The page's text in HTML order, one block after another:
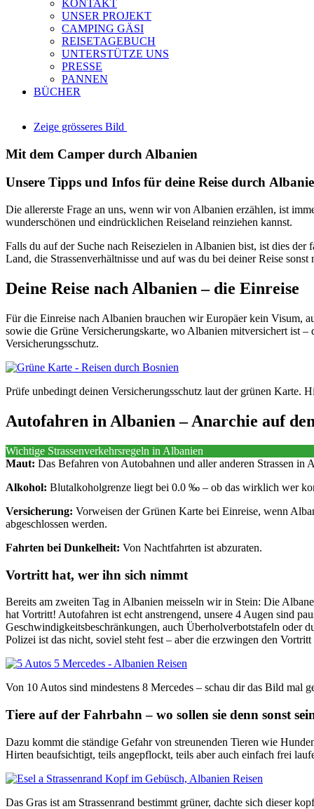
KONTAKT
UNSER PROJEKT
CAMPING GÄSI
REISETAGEBUCH
UNTERSTÜTZE UNS
PRESSE
PANNEN
BÜCHER
Zeige grösseres Bild
Mit dem Camper durch Albanien
Unsere Tipps und Infos für deine Reise durch
Die allererste Frage an uns, wenn wir von Albanien erzählen, ist
wunderschönen und eindrücklichen Reiseland reinziehen kannst.
Falls du auf der Suche nach Reisezielen in Albanien bist, ist dies
Land, die Strassenverhältnisse und auf was du bei deiner Reise sonst
Deine Reise nach Albanien – die Einreise
Für die Einreise nach Albanien brauchen wir Europäer kein Visum,
sowie die Grüne Versicherungskarte, wo Albanien mitversichert ist
Versicherungsschutz.
Prüfe unbedingt deinen Versicherungsschutz laut der grünen Karte.
Autofahren in Albanien – Anarchie auf
Wichtige Strassenverkehrsregeln in Albanien
Maut: Das Befahren von Autobahnen und aller anderen Strassen in
Alkohol: Blutalkoholgrenze liegt bei 0.0 ‰ – ob das wirklich wer
Versicherung: Vorweisen der Grünen Karte bei Einreise, wenn
abgeschlossen werden.
Fahrten bei Dunkelheit: Von Nachtfahrten ist abzuraten.
Vortritt hat, wer ihn sich nimmt
Bereits am zweiten Tag in Albanien meisseln wir in Stein: Die
hat Vortritt! Autofahren ist echt anstrengend, unsere 4 Augen sind
Geschwindigkeitsbeschränkungen, auch Überholverbotstafeln oder
Polizei ist das nicht, soviel steht fest – aber die erzwingen den
Von 10 Autos sind mindestens 8 Mercedes – schau dir das Bild mal
Tiere auf der Fahrbahn – wo sollen sie denn sonst
Dazu kommt die ständige Gefahr von streunenden Tieren wie
Hirten beaufsichtigt, teils angepflockt, teils aber auch einfach frei
Das Gras ist am Strassenrand bestimmt grüner, dachte sich dieser